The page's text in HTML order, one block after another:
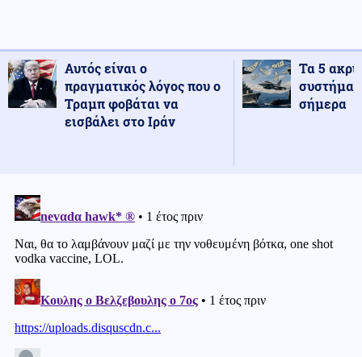
Αυτός είναι ο
πραγματικός λόγος που ο
Τραμπ φοβάται να
εισβάλει στο Ιράν
Τα 5
σήμερα